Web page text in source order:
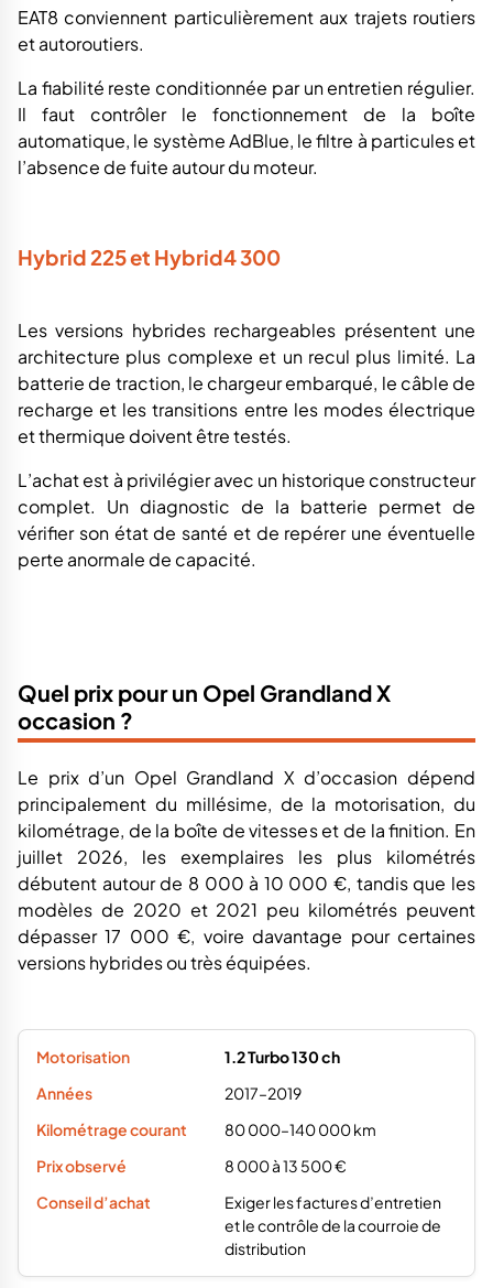
EAT8 conviennent particulièrement aux trajets routiers
et autoroutiers.
La fiabilité reste conditionnée par un entretien régulier.
Il faut contrôler le fonctionnement de la boîte
automatique, le système AdBlue, le filtre à particules et
l’absence de fuite autour du moteur.
Hybrid 225 et Hybrid4 300
Les versions hybrides rechargeables présentent une
architecture plus complexe et un recul plus limité. La
batterie de traction, le chargeur embarqué, le câble de
recharge et les transitions entre les modes électrique
et thermique doivent être testés.
L’achat est à privilégier avec un historique constructeur
complet. Un diagnostic de la batterie permet de
vérifier son état de santé et de repérer une éventuelle
perte anormale de capacité.
Quel prix pour un Opel Grandland X
occasion ?
Le prix d’un Opel Grandland X d’occasion dépend
principalement du millésime, de la motorisation, du
kilométrage, de la boîte de vitesses et de la finition. En
juillet 2026, les exemplaires les plus kilométrés
débutent autour de 8 000 à 10 000 €, tandis que les
modèles de 2020 et 2021 peu kilométrés peuvent
dépasser 17 000 €, voire davantage pour certaines
versions hybrides ou très équipées.
1.2 Turbo 130 ch
2017–2019
80 000–140 000 km
8 000 à 13 500 €
Exiger les factures d’entretien
et le contrôle de la courroie de
distribution